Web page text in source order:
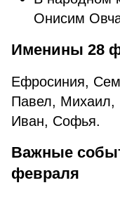
Онисим
Именины 28
Ефросиния,
Павел, Михаил,
Иван, Софья.
Важные
февраля